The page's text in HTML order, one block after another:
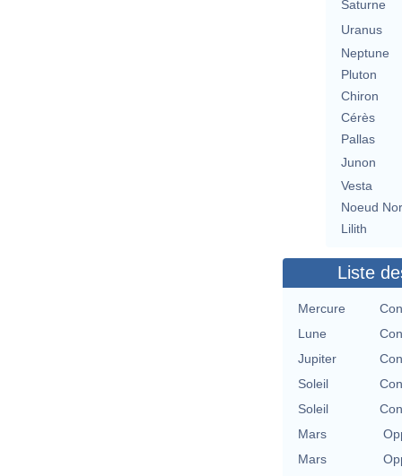
Saturne
Uranus
Neptune
Pluton
Chiron
Cérès
Pallas
Junon
Vesta
Noeud
Lilith
Liste
Mercure
Lune
Jupiter
Soleil
Soleil
Mars
Mars